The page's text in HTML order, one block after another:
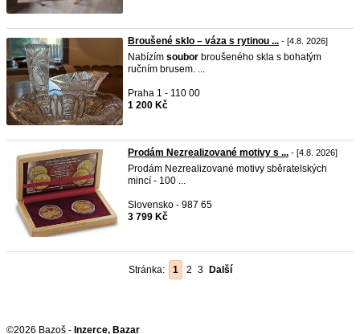
Broušené sklo – váza s rytinou ... - [4.8. 2026]
Nabízím soubor broušeného skla s bohatým
ručním brusem. ...
Praha 1 - 110 00
1 200 Kč
Prodám Nezrealizované motivy s ... - [4.8. 2026]
Prodám Nezrealizované motivy sběratelských
mincí - 100 ...
Slovensko - 987 65
3 799 Kč
Stránka: 1 2 3 Další
©2026 Bazoš - Inzerce, Bazar